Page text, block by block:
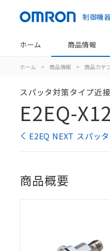
制御機
ホーム 商品情報
ホーム > 商品情報 > 商品カテ
スパッタ対策タイプ近
E2EQ-
E2EQ NEXT スパッ
商品概要